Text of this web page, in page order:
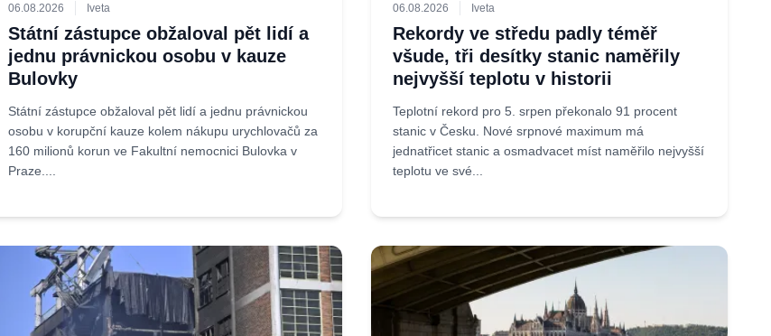
06.08.2026 Iveta
Státní zástupce obžaloval pět lidí a
jednu právnickou osobu v kauze
Bulovky
Státní zástupce obžaloval pět lidí a jednu právnickou
osobu v korupční kauze kolem nákupu urychlovačů za
160 milionů korun ve Fakultní nemocnici Bulovka v
Praze....
06.08.2026 Iveta
Rekordy ve středu padly téměř
všude, tři desítky stanic naměřily
nejvyšší teplotu v historii
Teplotní rekord pro 5. srpen překonalo 91 procent
stanic v Česku. Nové srpnové maximum má
jednatřicet stanic a osmadvacet míst naměřilo nejvyšší
teplotu ve své...